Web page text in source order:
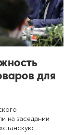
для
на заседании
…